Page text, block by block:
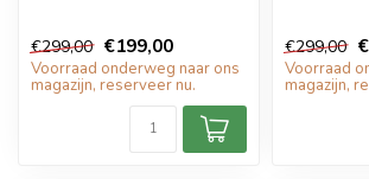
€299,00 €199,00
Voorraad onderweg naar ons
magazijn, reserveer nu.
€299,00
Voorraad
magazijn,